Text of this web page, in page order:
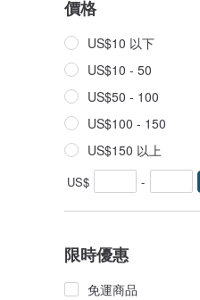
價格
US$10 以下
US$10 - 50
US$50 - 100
US$100 - 150
US$150 以上
US$ -
限時優惠
免運商品